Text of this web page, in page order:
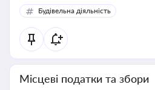
Будівельна діяльність
Місцеві податки та збори